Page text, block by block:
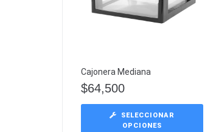
Cajonera Mediana
$64,500
SELECCIONAR
OPCIONES